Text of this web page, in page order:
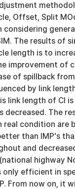
Offset, Split
The results of
length is to
improvement of
of spillback
by link
link length of CI
The
condition are
than IMP's
and
highway
only efficient in
From now on, it